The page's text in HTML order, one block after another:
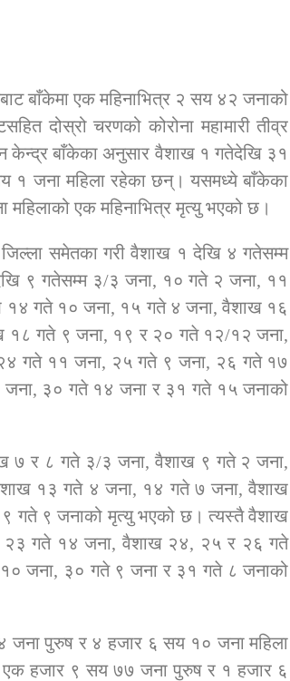
कार्यक्रम कार्यान्वयन एकाई जुम्लाको सुचना
गाउँपालिका जुम्लाको महिला तथा
हिंसा सम्बन्धी सूचना सन्देश
तातोपानी गाउँपालिका जुम्लाको सूचना
बाँकेमा एक महिनाभित्र २ सय ४२ जनाको
दोस्रो चरणको कोरोना महामारी तीव्र
केन्द्र बाँकेका अनुसार वैशाख १ गतेदेखि ३१
जना महिला रहेका छन्। यसमध्ये बाँकेका
एक महिनाभित्र मृत्यु भएको छ।
समेतका गरी वैशाख १ देखि ४ गतेसम्म
९ गतेसम्म ३/३ जना, १० गते २ जना, ११
गते १० जना, १५ गते ४ जना, वैशाख १६
१८ गते ९ जना, १९ र २० गते १२/१२ जना,
गते ११ जना, २५ गते ९ जना, २६ गते १७
३० गते १४ जना र ३१ गते १५ जनाको
७ र ८ गते ३/३ जना, वैशाख ९ गते २ जना,
१३ गते ४ जना, १४ गते ७ जना, वैशाख
गते ९ जनाको मृत्यु भएको छ। त्यस्तै वैशाख
गते १४ जना, वैशाख २४, २५ र २६ गते
जना, ३० गते ९ जना र ३१ गते ८ जनाको
जना पुरुष र ४ हजार ६ सय १० जना महिला
हजार ९ सय ७७ जना पुरुष र १ हजार ६